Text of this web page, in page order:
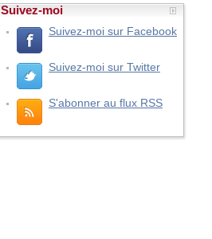
Suivez-moi
Suivez-moi sur Facebook
Suivez-moi sur Twitter
S'abonner au flux RSS